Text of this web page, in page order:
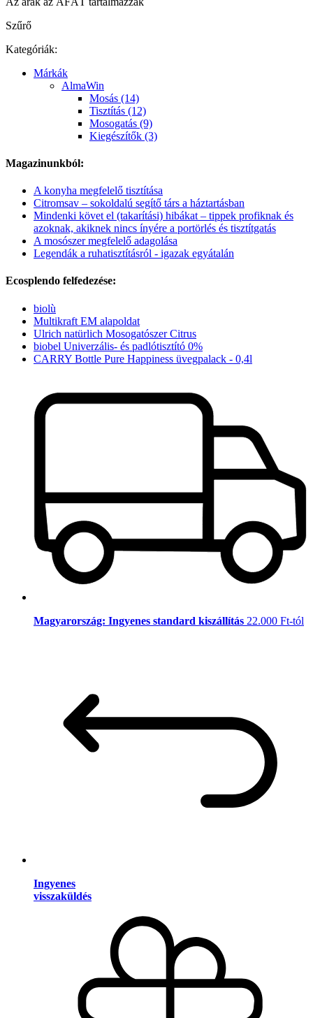
Szűrő
Kategóriák:
Márkák
AlmaWin
Mosás (14)
Tisztítás (12)
Mosogatás (9)
Kiegészítők (3)
Magazinunkból:
A konyha megfelelő tisztítása
Citromsav – sokoldalú segítő társ a háztartásban
Mindenki követ el (takarítási) hibákat – tippek profiknak és
azoknak, akiknek nincs ínyére a portörlés és tisztítgatás
A mosószer megfelelő adagolása
Legendák a ruhatisztításról - igazak egyátalán
Ecosplendo felfedezése:
biolù
Multikraft EM alapoldat
Ulrich natürlich Mosogatószer Citrus
biobel Univerzális- és padlótisztító 0%
CARRY Bottle Pure Happiness üvegpalack - 0,4l
Magyarország: Ingyenes standard kiszállítás 22.000 Ft-tól
Ingyenes
visszaküldés